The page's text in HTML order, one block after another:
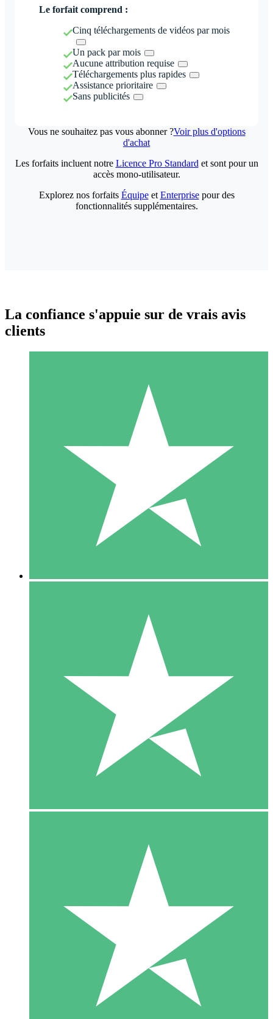
Le forfait comprend :
Cinq téléchargements de vidéos par mois
Un pack par mois
Aucune attribution requise
Téléchargements plus rapides
Assistance prioritaire
Sans publicités
Vous ne souhaitez pas vous abonner ?Voir plus d'options
d'achat
Packs de Crédits Individuels
Payez à l'utilisation avec des crédits de téléchargement. Sans
1 Téléchargement
10 00
10 Téléchargements
20 00
Les forfaits incluent notre Licence Pro Standard et sont pour un
accès mono-utilisateur.
Explorez nos forfaits Équipeet Enterprisepour des
fonctionnalités supplémentaires.
La confiance s'appuie sur de vrais avis
clients